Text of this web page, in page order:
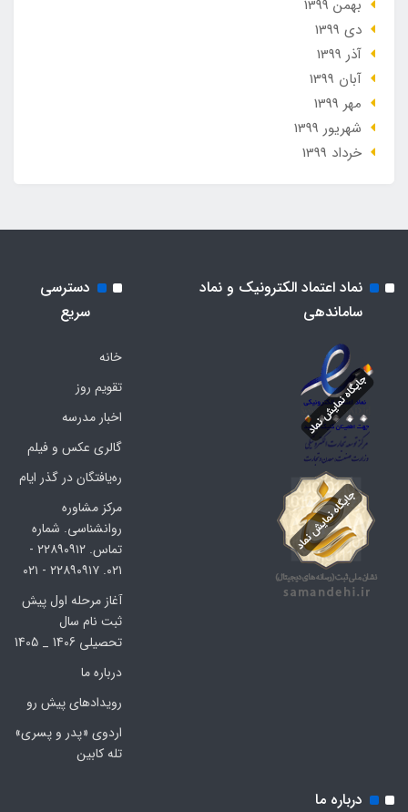
بهمن 1399
دی 1399
آذر 1399
آبان 1399
مهر 1399
شهریور 1399
خرداد 1399
نماد اعتماد الکترونیک و نماد
ساماندهی
دسترسی
سریع
خانه
تقویم روز
اخبار مدرسه
گالری عکس و فیلم
ره‌یافتگان در گذر ایام
مرکز مشاوره
روانشناسی. شماره
تماس. ۲۲۸۹۰۹۱۲ -
۰۲۱. ۲۲۸۹۰۹۱۷ - ۰۲۱
آغاز مرحله اول پیش
ثبت نام سال
تحصیلی 1406 _ 1405
درباره ما
رویدادهای پیش رو
اردوی «پدر و پسری»
تله کابین
درباره ما